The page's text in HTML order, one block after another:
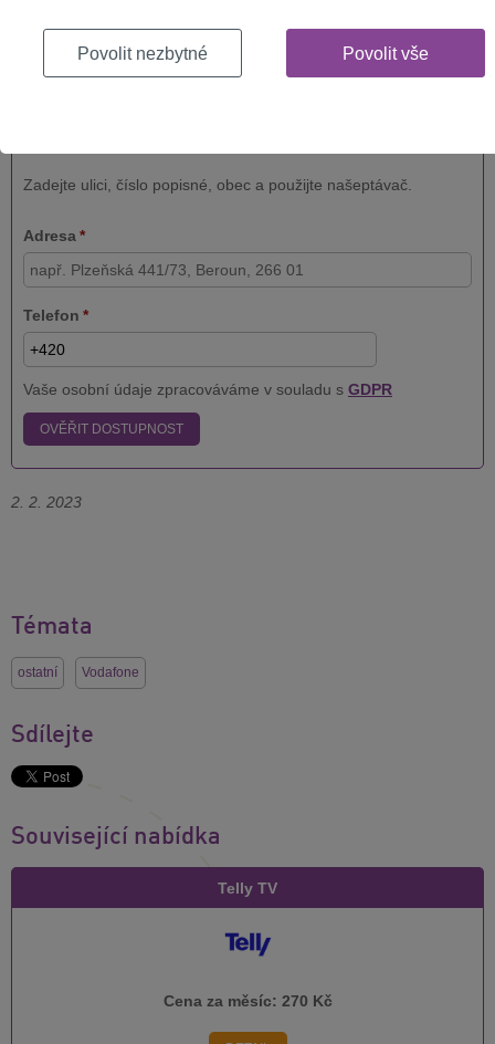
Pokud máte doma pomalý internet, prověřte, jestli na vaší adrese
není rychlejší technologie nebo levnější varianta:
Zadejte ulici, číslo popisné, obec a použijte našeptávač.
Adresa *
Telefon *
Vaše osobní údaje zpracováváme v souladu s GDPR
OVĚŘIT DOSTUPNOST
2. 2. 2023
Témata
ostatní Vodafone
Sdílejte
Související nabídka
Telly TV
Cena za měsíc: 270 Kč
Povolit nezbytné Povolit vše